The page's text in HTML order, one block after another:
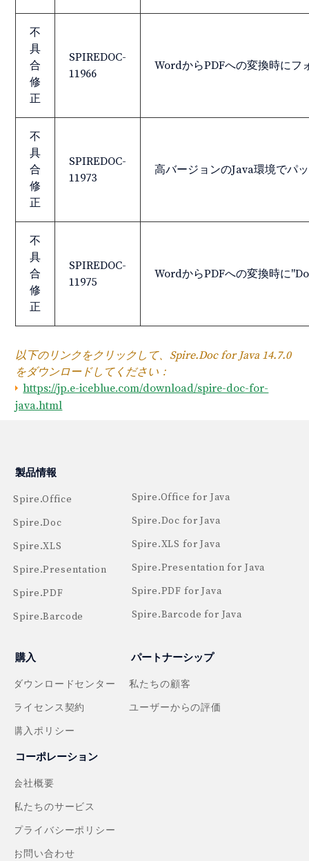
不
具
合
修
正
SPIREDOC-
11966
WordからPDFへの変換時にフ
不
具
合
修
正
SPIREDOC-
11973
高バージョンのJava環境でパ
不
具
合
修
正
SPIREDOC-
11975
WordからPDFへの変換時に
以下のリンクをクリックして、Spire.Doc for Java 14.7.0
をダウンロードしてください：
https://jp.e-iceblue.com/download/spire-doc-for-
java.html
製品情報
Spire.Office
Spire.Doc
Spire.XLS
Spire.Presentation
Spire.PDF
Spire.Barcode
Spire.Office for Java
Spire.Doc for Java
Spire.XLS for Java
Spire.Presentation for Java
Spire.PDF for Java
Spire.Barcode for Java
購入
ダウンロードセンター
ライセンス契約
購入ポリシー
パートナーシップ
私たちの顧客
ユーザーからの評価
コーポレーション
会社概要
私たちのサービス
プライバシーポリシー
お問い合わせ